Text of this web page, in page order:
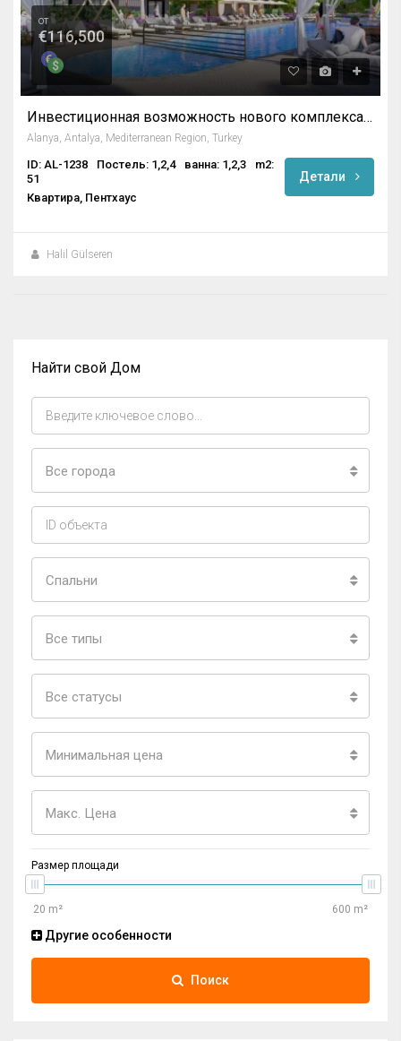
от
€116,500
Инвестиционная возможность нового комплекса в Оба, Алания
Alanya, Antalya, Mediterranean Region, Turkey
ID: AL-1238 Постель: 1,2,4 ванна: 1,2,3
m2:
51
Квартира, Пентхаус
Детали
Halil Gülseren
Найти свой Дом
Все города
Спальни
Все типы
Все статусы
Минимальная цена
Макс. Цена
Размер площади
Другие особенности
Поиск